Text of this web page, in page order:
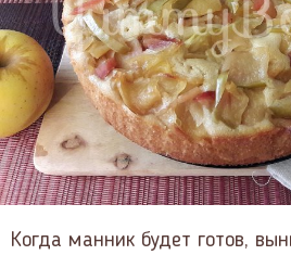
Когда манник будет готов,